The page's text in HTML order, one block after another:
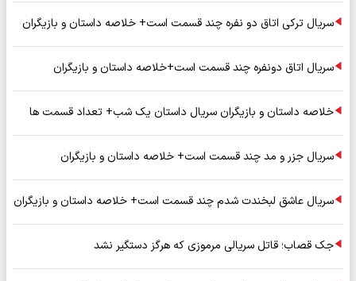
سریال ترکی اتاق دو نفره چند قسمت است+ خلاصه داستان و بازیگران
سریال اتاق دونفره چند قسمت است+خلاصه داستان و بازیگران
خلاصه داستان و بازیگران سریال داستان یک شب+ تعداد قسمت ها
سریال جزر و مد چند قسمت است+ خلاصه داستان و بازیگران
سریال عاشق لبخندت شدم چند قسمت است+ خلاصه داستان و بازیگران
جک قصاب؛ قاتل سریالی مرموزی که هرگز دستگیر نشد